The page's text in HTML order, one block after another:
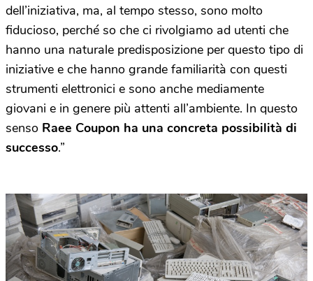
dell’iniziativa, ma, al tempo stesso, sono molto
fiducioso, perché so che ci rivolgiamo ad utenti che
hanno una naturale predisposizione per questo tipo di
iniziative e che hanno grande familiarità con questi
strumenti elettronici e sono anche mediamente
giovani e in genere più attenti all’ambiente. In questo
senso Raee Coupon ha una concreta possibilità di
successo.”